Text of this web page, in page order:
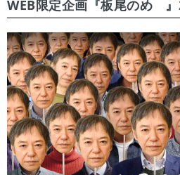
WEB限定企画『板尾のめ゙』